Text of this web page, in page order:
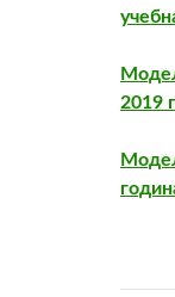
2019